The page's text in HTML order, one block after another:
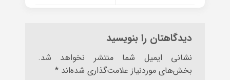
دیدگاهتان را بنویسید
نشانی ایمیل شما منتشر نخواهد شد.
بخش‌های موردنیاز علامت‌گذاری شده‌اند *